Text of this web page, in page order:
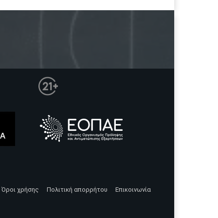
Όροι χρήσης Πολιτική απορρήτου Επικοινωνία